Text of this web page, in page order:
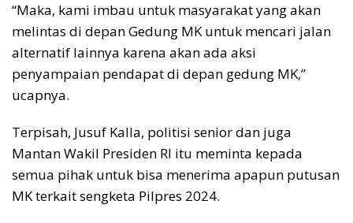
“Maka, kami imbau untuk masyarakat yang akan
melintas di depan Gedung MK untuk mencari jalan
alternatif lainnya karena akan ada aksi
penyampaian pendapat di depan gedung MK,”
ucapnya.
Terpisah, Jusuf Kalla, politisi senior dan juga
Mantan Wakil Presiden RI itu meminta kepada
semua pihak untuk bisa menerima apapun putusan
MK terkait sengketa Pilpres 2024.